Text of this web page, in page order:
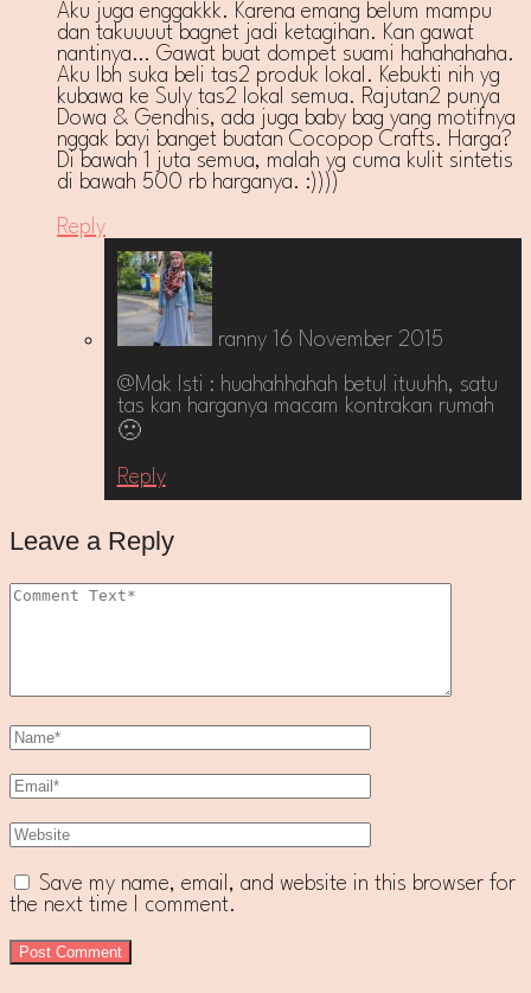
Aku juga enggakkk. Karena emang belum mampu
dan takuuuut bagnet jadi ketagihan. Kan gawat
nantinya… Gawat buat dompet suami hahahahaha.
Aku lbh suka beli tas2 produk lokal. Kebukti nih yg
kubawa ke Suly tas2 lokal semua. Rajutan2 punya
Dowa & Gendhis, ada juga baby bag yang motifnya
nggak bayi banget buatan Cocopop Crafts. Harga?
Di bawah 1 juta semua, malah yg cuma kulit sintetis
di bawah 500 rb harganya. :))))
Reply
ranny 16 November 2015
@Mak Isti : huahahhahah betul ituuhh, satu
tas kan harganya macam kontrakan rumah
🙁
Reply
Leave a Reply
Save my name, email, and website in this browser for
the next time I comment.